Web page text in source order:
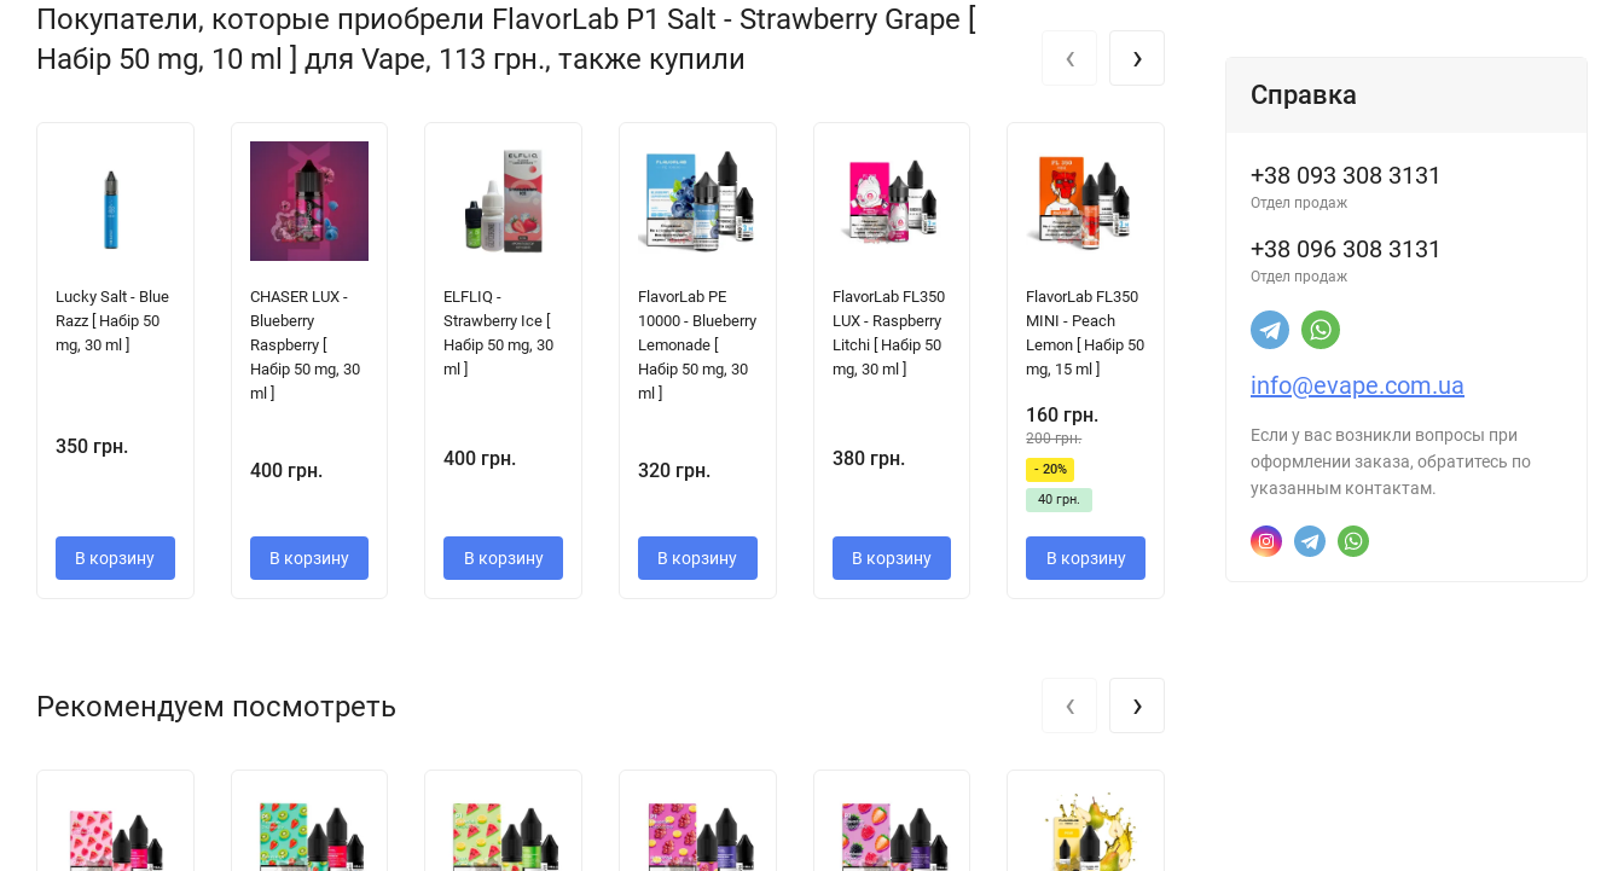
Покупатели, которые приобрели FlavorLab P1 Salt - Strawberry Grape [
Набір 50 mg, 10 ml ] для Vape, 113 грн., также купили
Lucky Salt - Blue
Razz [ Набір 50
mg, 30 ml ]
350 грн.
В корзину
CHASER LUX -
Blueberry
Raspberry [
Набір 50 mg, 30
ml ]
400 грн.
В корзину
ELFLIQ -
Strawberry Ice [
Набір 50 mg, 30
ml ]
400 грн.
В корзину
FlavorLab PE
10000 - Blueberry
Lemonade [
Набір 50 mg, 30
ml ]
320 грн.
В корзину
FlavorLab FL350
LUX - Raspberry
Litchi [ Набір 50
mg, 30 ml ]
380 грн.
В корзину
FlavorLab FL350
MINI - Peach
Lemon [ Набір 50
mg, 15 ml ]
160 грн.
200 грн.
- 20%
40 грн.
В корзину
- Cranberry Mint [
Набір 50 mg, 30
320 грн.
В корзину
319 грн.
‹ ›
Рекомендуем посмотреть ‹ ›
Справка
+38 093 308 3131
Отдел продаж
+38 096 308 3131
Отдел продаж
info@evape.com.ua
Если у вас возникли вопросы при
оформлении заказа, обратитесь по
указанным контактам.